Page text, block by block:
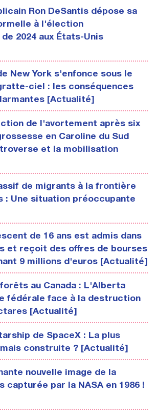
Ron DeSantis dépose sa
à l'élection
2024 aux États-Unis
New York s'enfonce sous le
ciel : les conséquences
[Actualité]
de l'avortement après six
en Caroline du Sud
et la mobilisation
de migrants à la frontière
: Une situation préoccupante
de 16 ans est admis dans
et reçoit des offres de bourses
9 millions d'euros [Actualité]
au Canada : L'Alberta
fédérale face à la destruction
[Actualité]
de SpaceX : La plus
construite ? [Actualité]
nouvelle image de la
capturée par la NASA en 1986 !